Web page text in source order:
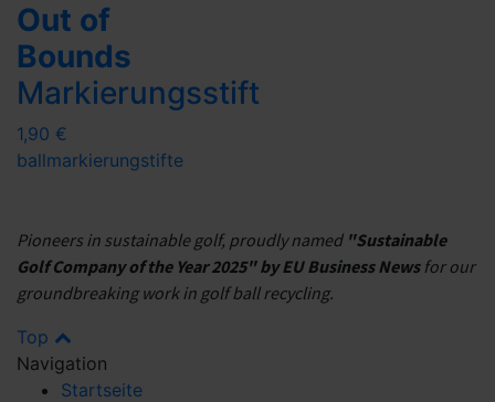
Out of
Bounds
Markierungsstift
1,90 €
ballmarkierungstifte
Pioneers in sustainable golf, proudly named "Sustainable
Golf Company of the Year 2025" by EU Business Newsfor our
groundbreaking work in golf ball recycling.
Top
Navigation
Startseite